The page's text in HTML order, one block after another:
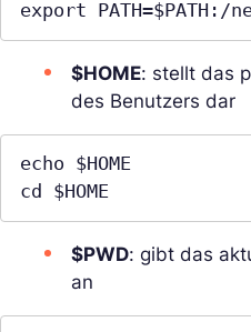
export
$HOME: stellt das
des Benutzers dar
echo $HOME
cd $HOME
$PWD: gibt das
an